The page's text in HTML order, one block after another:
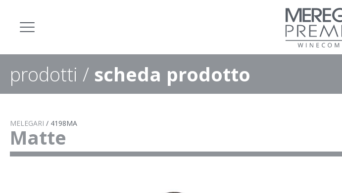
prodotti / scheda prodotto
MELEGARI / 4198MA
Matte